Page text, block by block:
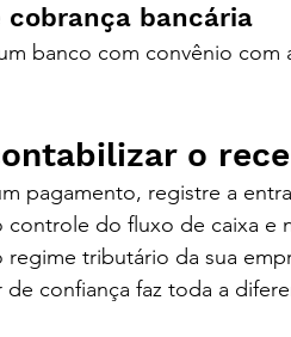
cobrança bancária
banco com convênio
o
pagamento, registre a
controle do fluxo de caixa e
regime tributário da sua
de confiança faz toda a